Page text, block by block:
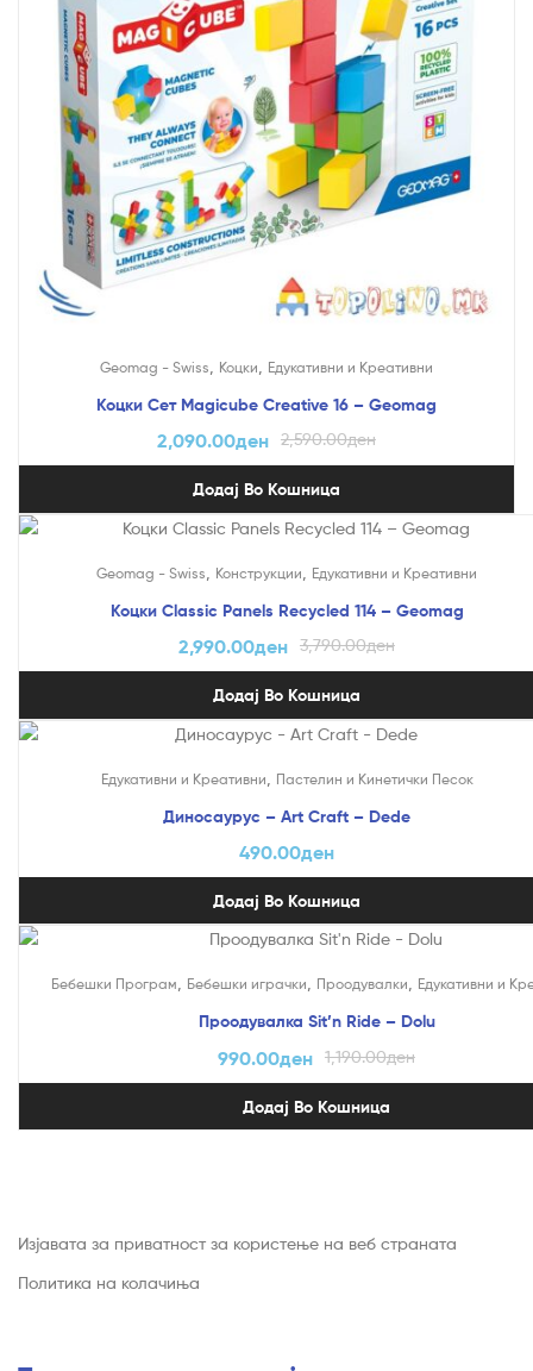
Geomag - Swiss Коцки Едукативни и Креативни
Коцки Сет Magicube Creative 16 – Geomag
2,590.00ден
2,090.00ден
Додај Во Кошница
Geomag - Swiss Конструкции Едукативни и Креативни
Коцки Classic Panels Recycled 114 – Geomag
3,790.00ден
2,990.00ден
Додај Во Кошница
Едукативни и Креативни Пастелин и Кинетички Песок
Диносаурус – Art Craft – Dede
490.00ден
Додај Во Кошница
Бебешки Програм, Бебешки играчки, Проодувалки, Едукативни и
Проодувалка Sit’n Ride – Dolu
1,190.00ден
990.00ден
Додај Во Кошница
Изјавата за приватност за користење на веб страната
Политика на колачиња